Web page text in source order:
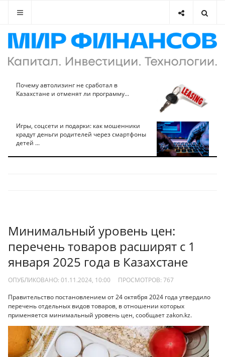
Почему автолизинг не сработал в
Казахстане и отменят ли программу...
Игры, соцсети и подарки: как мошенники
крадут деньги родителей через смартфоны
детей ...
Минимальный уровень цен:
перечень товаров расширят с 1
января 2025 года в Казахстане
ОПУБЛИКОВАНО: 01.11.2024, 10:00 ПРОСМОТРОВ: 767
Правительство постановлением от 24 октября 2024 года утвердило
перечень отдельных видов товаров, в отношении которых
применяется минимальный уровень цен, сообщает zakon.kz.